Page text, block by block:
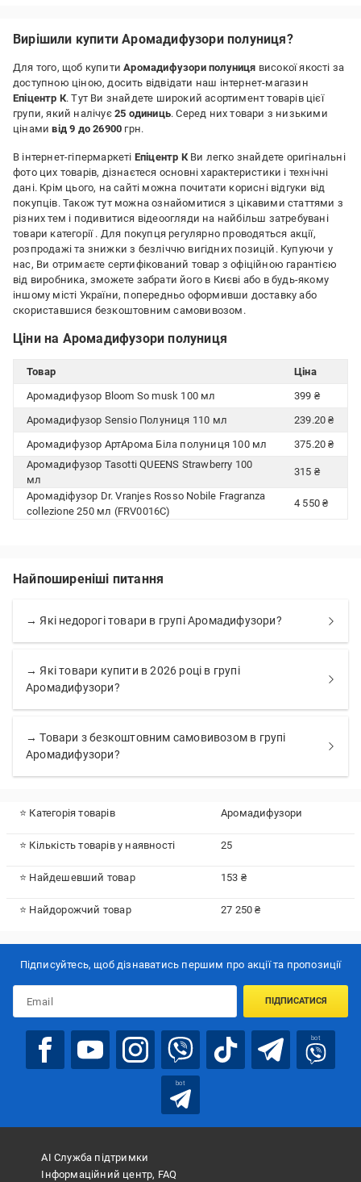
Вирішили купити Аромадифузори полуниця?
Для того, щоб купитиАромадифузори полуниця високої якості за
доступною ціною, досить відвідати наш інтернет-магазин
Епіцентр К. Тут Ви знайдете широкий асортимент товарів цієї
групи, який налічує 25 одиниць. Серед них товари з низькими
цінамивід 9 до 26900 грн.
В інтернет-гіпермаркеті Епіцентр КВи легко знайдете оригінальні
фото цих товарів, дізнаєтеся основні характеристики і технічні
дані. Крім цього, на сайті можна почитати корисні відгуки від
покупців. Також тут можна ознайомитися з цікавими статтями з
різних тем і подивитися відеоогляди на найбільш затребувані
товари категорії . Для покупця регулярно проводяться акції,
розпродажі та знижки з безліччю вигідних позицій. Купуючи у
нас, Ви отримаєте сертифікований товар з офіційною гарантією
від виробника, зможете забрати його в Києві або в будь-якому
іншому місті України, попередньо оформивши доставку або
скориставшися безкоштовним самовивозом.
Ціни на Аромадифузори полуниця
Товар
Ціна
Аромадифузор Bloom So musk 100 мл
399 ₴
Аромадифузор Sensio Полуниця 110 мл
239.20 ₴
Аромадифузор АртАрома Біла полуниця 100 мл
375.20 ₴
Аромадифузор Tasotti QUEENS Strawberry 100
мл
315 ₴
Аромадіфузор Dr. Vranjes Rosso Nobile Fragranza
collezione 250 мл (FRV0016C)
4 550 ₴
Найпоширеніші питання
→ Які недорогі товари в групі Аромадифузори?
→ Які товари купити в 2026 році в групі
Аромадифузори?
→ Товари з безкоштовним самовивозом в групі
Аромадифузори?
⭐ Категорія товарів Аромадифузори
⭐ Кількість товарів у наявності 25
⭐ Найдешевший товар 153 ₴
⭐ Найдорожчий товар 27 250 ₴
Підписуйтесь, щоб дізнаватись першим про акції та пропозиції
ПІДПИСАТИСЯ
bot
bot
АІ Служба підтримки
Інформаційний центр, FAQ